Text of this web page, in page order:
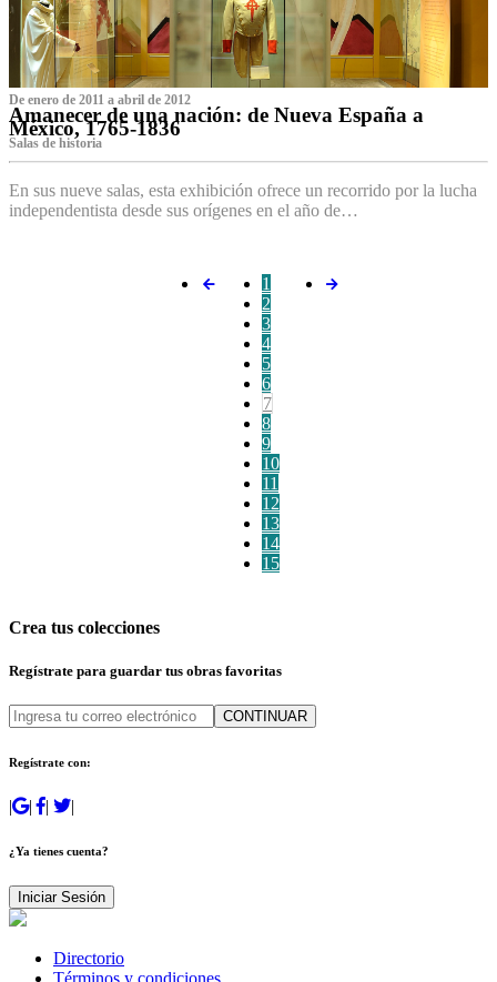
De enero de 2011 a abril de 2012
Amanecer de una nación: de Nueva España a
México, 1765-1836
Salas de historia
En sus nueve salas, esta exhibición ofrece un recorrido por la lucha
independentista desde sus orígenes en el año de…
1
2
3
4
5
6
7
8
9
10
11
12
13
14
15
Crea tus colecciones
Regístrate para guardar tus obras favoritas
CONTINUAR
Regístrate con:
| | | |
¿Ya tienes cuenta?
Iniciar Sesión
Directorio
Términos y condiciones